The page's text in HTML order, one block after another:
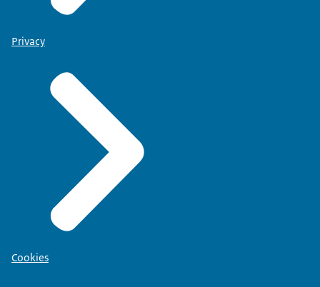
Privacy
Cookies